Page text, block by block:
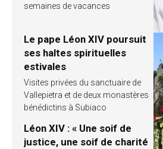
semaines de vacances
Le pape Léon XIV poursuit
ses haltes spirituelles
estivales
Visites privées du sanctuaire de
Vallepietra et de deux monastères
bénédictins à Subiaco
Léon XIV : « Une soif de
justice, une soif de charité